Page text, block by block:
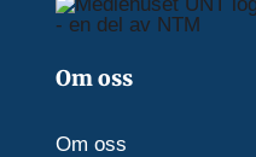
Om oss
Om oss